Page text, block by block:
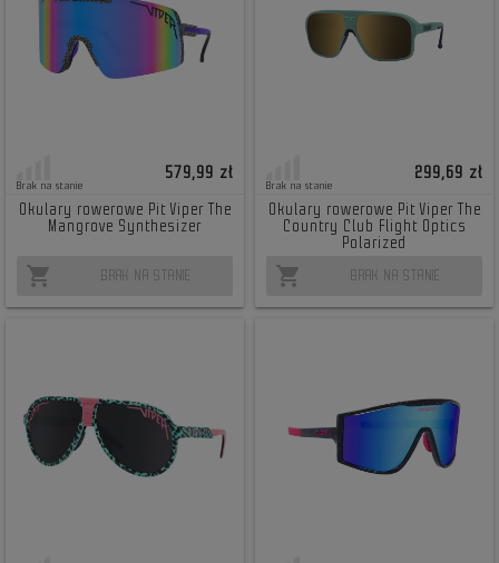
Brak na stanie
579,99 zł
Okulary rowerowe Pit Viper The
Mangrove Synthesizer
shopping_cart BRAK NA STANIE
Brak na stanie
299,69 zł
Okulary rowerowe Pit Viper The
Country Club Flight Optics
Polarized
shopping_cart BRAK NA STANIE